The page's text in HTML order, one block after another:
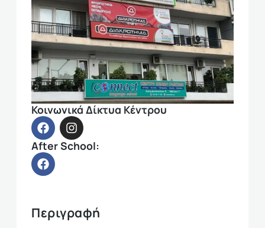
Κοινωνικά Δίκτυα Κέντρου
After School:
Περιγραφή